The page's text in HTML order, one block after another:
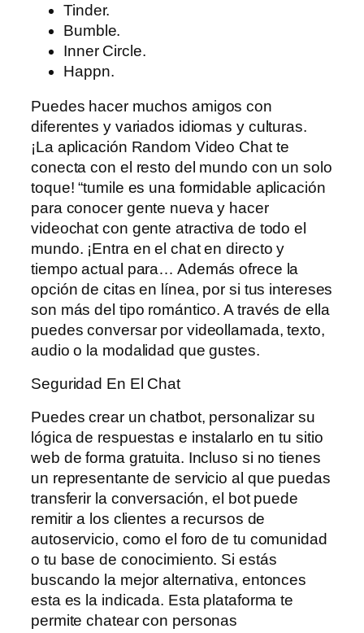
Tinder.
Bumble.
Inner Circle.
Happn.
Puedes hacer muchos amigos con
diferentes y variados idiomas y culturas.
¡La aplicación Random Video Chat te
conecta con el resto del mundo con un solo
toque! “tumile es una formidable aplicación
para conocer gente nueva y hacer
videochat con gente atractiva de todo el
mundo. ¡Entra en el chat en directo y
tiempo actual para… Además ofrece la
opción de citas en línea, por si tus intereses
son más del tipo romántico. A través de ella
puedes conversar por videollamada, texto,
audio o la modalidad que gustes.
Seguridad En El Chat
Puedes crear un chatbot, personalizar su
lógica de respuestas e instalarlo en tu sitio
web de forma gratuita. Incluso si no tienes
un representante de servicio al que puedas
transferir la conversación, el bot puede
remitir a los clientes a recursos de
autoservicio, como el foro de tu comunidad
o tu base de conocimiento. Si estás
buscando la mejor alternativa, entonces
esta es la indicada. Esta plataforma te
permite chatear con personas